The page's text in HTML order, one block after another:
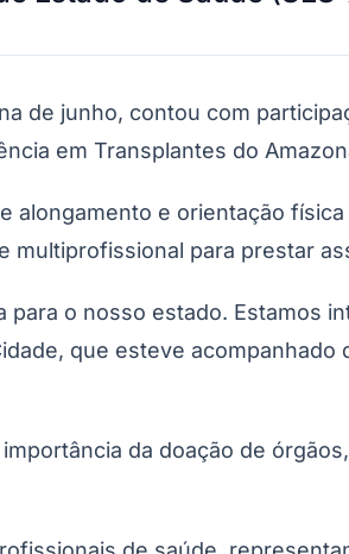
de junho, contou com
em Transplantes do
e orientação
multiprofissional para prestar
o nosso estado. Estamos
que esteve
da doação de